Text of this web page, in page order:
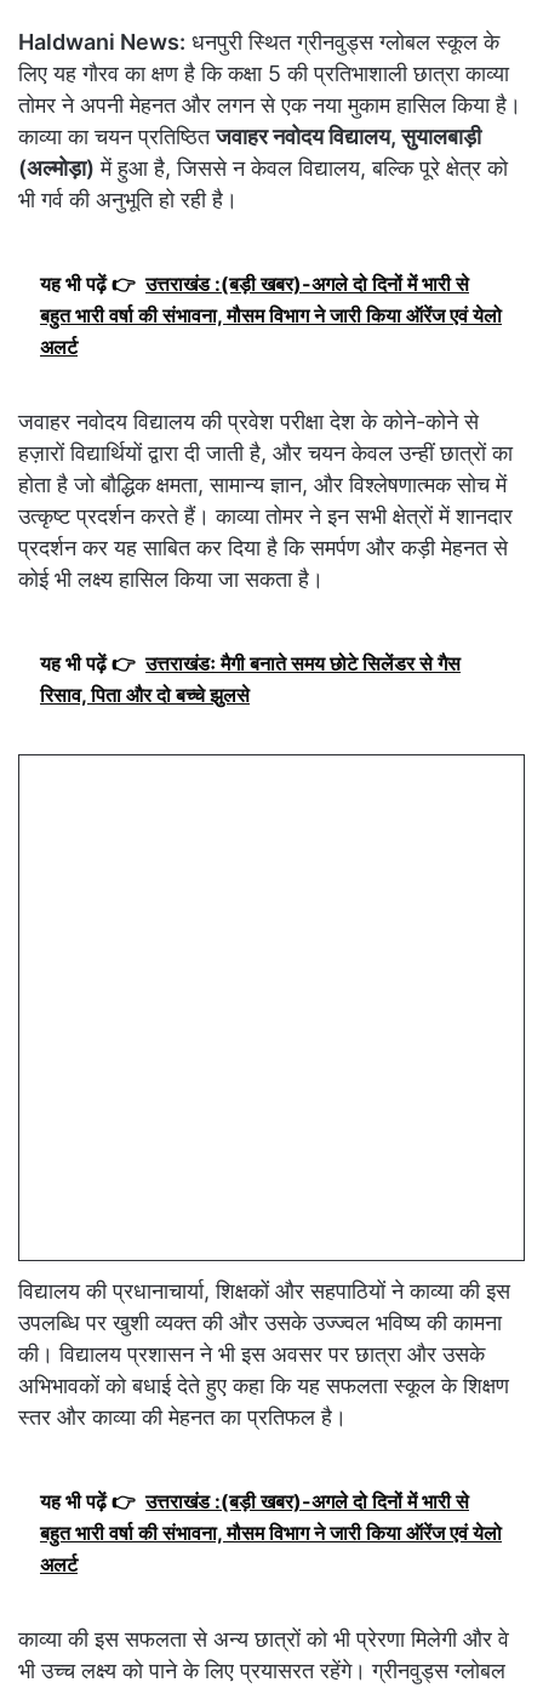
Haldwani News: धनपुरी स्थित ग्रीनवुड्स ग्लोबल स्कूल के
लिए यह गौरव का क्षण है कि कक्षा 5 की प्रतिभाशाली छात्रा काव्या
तोमर ने अपनी मेहनत और लगन से एक नया मुकाम हासिल किया है।
काव्या का चयन प्रतिष्ठितजवाहर नवोदय विद्यालय, सुयालबाड़ी
(अल्मोड़ा) में हुआ है, जिससे न केवल विद्यालय, बल्कि पूरे क्षेत्र को
भी गर्व की अनुभूति हो रही है।
यह भी पढ़ें 👉 उत्तराखंड :(बड़ी खबर)-अगले दो दिनों में भारी से
बहुत भारी वर्षा की संभावना, मौसम विभाग ने जारी किया ऑरेंज एवं येलो
अलर्ट
जवाहर नवोदय विद्यालय की प्रवेश परीक्षा देश के कोने-कोने से
हज़ारों विद्यार्थियों द्वारा दी जाती है, और चयन केवल उन्हीं छात्रों का
होता है जो बौद्धिक क्षमता, सामान्य ज्ञान, और विश्लेषणात्मक सोच में
उत्कृष्ट प्रदर्शन करते हैं। काव्या तोमर ने इन सभी क्षेत्रों में शानदार
प्रदर्शन कर यह साबित कर दिया है कि समर्पण और कड़ी मेहनत से
कोई भी लक्ष्य हासिल किया जा सकता है।
यह भी पढ़ें 👉 उत्तराखंडः मैगी बनाते समय छोटे सिलेंडर से गैस
रिसाव, पिता और दो बच्चे झुलसे
विद्यालय की प्रधानाचार्या, शिक्षकों और सहपाठियों ने काव्या की इस
उपलब्धि पर खुशी व्यक्त की और उसके उज्ज्वल भविष्य की कामना
की। विद्यालय प्रशासन ने भी इस अवसर पर छात्रा और उसके
अभिभावकों को बधाई देते हुए कहा कि यह सफलता स्कूल के शिक्षण
स्तर और काव्या की मेहनत का प्रतिफल है।
यह भी पढ़ें 👉 उत्तराखंड :(बड़ी खबर)-अगले दो दिनों में भारी से
बहुत भारी वर्षा की संभावना, मौसम विभाग ने जारी किया ऑरेंज एवं येलो
अलर्ट
काव्या की इस सफलता से अन्य छात्रों को भी प्रेरणा मिलेगी और वे
भी उच्च लक्ष्य को पाने के लिए प्रयासरत रहेंगे। ग्रीनवुड्स ग्लोबल